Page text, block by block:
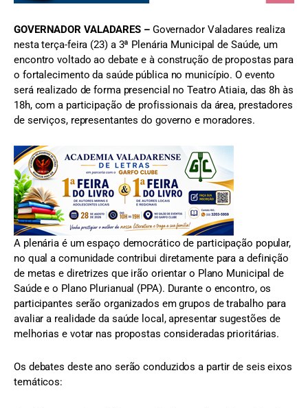
GOVERNADOR VALADARES – Governador Valadares realiza
nesta terça-feira (23) a 3ª Plenária Municipal de Saúde, um
encontro voltado ao debate e à construção de propostas para
o fortalecimento da saúde pública no município. O evento
será realizado de forma presencial no Teatro Atiaia, das 8h às
18h, com a participação de profissionais da área, prestadores
de serviços, representantes do governo e moradores.
A plenária é um espaço democrático de participação popular,
no qual a comunidade contribui diretamente para a definição
de metas e diretrizes que irão orientar o Plano Municipal de
Saúde e o Plano Plurianual (PPA). Durante o encontro, os
participantes serão organizados em grupos de trabalho para
avaliar a realidade da saúde local, apresentar sugestões de
melhorias e votar nas propostas consideradas prioritárias.
Os debates deste ano serão conduzidos a partir de seis eixos
temáticos: